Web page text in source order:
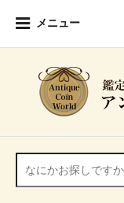
メニュー